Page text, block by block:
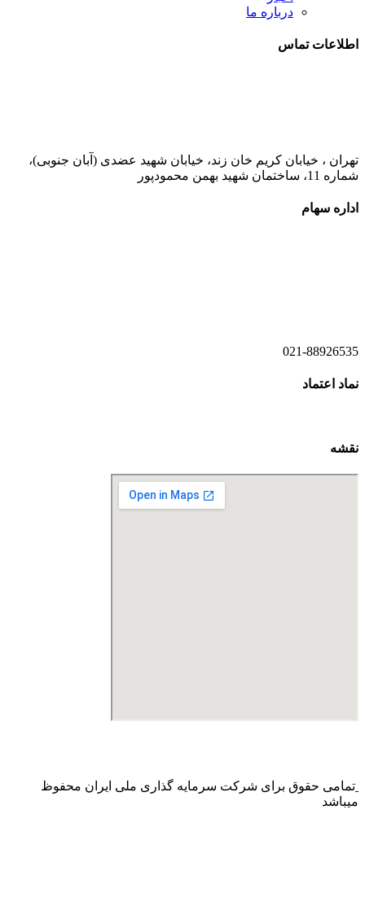
درباره ما
اطلاعات تماس
تهران ، خیابان کریم خان زند، خیابان شهید عضدی (آبان جنوبی)،
شماره 11، ساختمان شهید بهمن محمودپور
اداره سهام
021-88926535
نماد اعتماد
نقشه
تمامی حقوق برای شرکت سرمایه گذاری ملی ایران محفوظ
میباشد